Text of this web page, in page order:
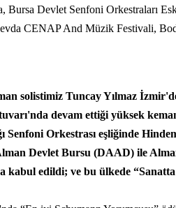
Devlet Senfoni Orkestraları
CENAP And Müzik Festivali,
solistimiz Tuncay Yılmaz
devam ettiği yüksek
Senfoni Orkestrası eşliğinde
Devlet Bursu (DAAD) ile
kabul edildi; ve bu ülkede